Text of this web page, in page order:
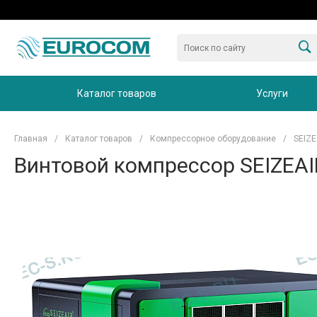
Каталог товаров Услуги
Главная / Каталог товаров / Компрессорное оборудование /
Винтовой компрессор